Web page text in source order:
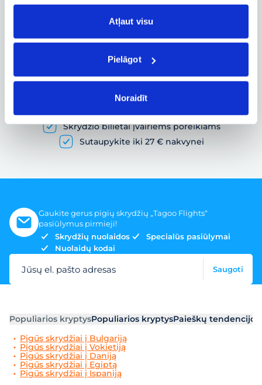
Atļaut visu
Pielāgot
Noraidīt
Skrydžio būsenos ir kitos aktualios
Pigių skrydžių paieška ir lėktuvo bilietų
Skrydžio bilietai įvairiems poreikiams
Sutaupykite iki 27 € nakvynei
Gaukite gerus pigių skrydžių „Tagoo Flights“
pasiūlymus pirmieji!
Skrydžių nuolaidos
Specialūs pasiūlymai
Nuolaidų kodai
Jūsų el. pašto adresas Saugoti
Populiarios kryptysPopuliarios kryptysPaieškų tendencijos
Pigūs skrydžiai į Bulgariją
Pigūs skrydžiai į Vokietiją
Pigūs skrydžiai į Daniją
Pigūs skrydžiai į Egiptą
Pigūs skrydžiai į Ispaniją